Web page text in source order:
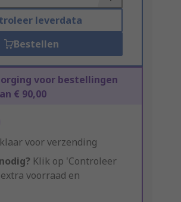
leverdata
Bestellen
voor bestellingen
€ 90,00
voor verzending
Klik op 'Controleer
voorraad en